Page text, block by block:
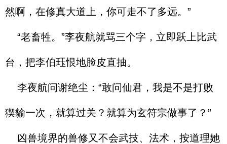
然啊，在修真大道上，你可走不了多远。”
“老畜牲。”李夜航就骂三个字，立即跃上比武
台，把李伯珏恨地脸皮直抽。
李夜航问谢绝尘：“敢问仙君，我是不是打败
猰貐一次，就算过关？就算为玄符宗做事了？”
凶兽境界的兽修又不会武技、法术，按道理她